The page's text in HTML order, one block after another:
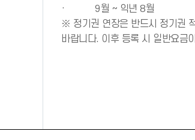
· 9월 ~ 익년 8월
※ 정기권 연장은 반드시 정기권
바랍니다. 이후 등록 시 일반요금